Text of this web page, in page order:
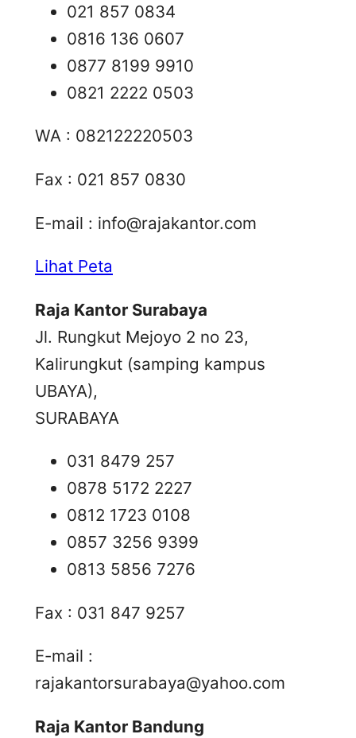
021 857 0834
0816 136 0607
0877 8199 9910
0821 2222 0503
WA : 082122220503
Fax : 021 857 0830
E-mail : info@rajakantor.com
Lihat Peta
Raja Kantor Surabaya
Jl. Rungkut Mejoyo 2 no 23,
Kalirungkut (samping kampus
UBAYA),
SURABAYA
031 8479 257
0878 5172 2227
0812 1723 0108
0857 3256 9399
0813 5856 7276
Fax : 031 847 9257
E-mail :
rajakantorsurabaya@yahoo.com
Raja Kantor Bandung